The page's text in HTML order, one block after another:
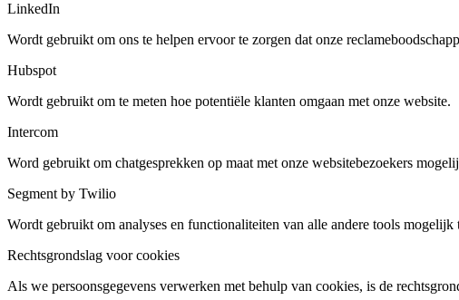
LinkedIn
Wordt gebruikt om ons te helpen ervoor te zorgen dat onze
Hubspot
Wordt gebruikt om te meten hoe potentiële klanten omgaan met onze website.
Intercom
Word gebruikt om chatgesprekken op maat met onze websitebezoekers
Segment by Twilio
Wordt gebruikt om analyses en functionaliteiten van alle andere tools mogelijk
Rechtsgrondslag voor cookies
Als we persoonsgegevens verwerken met behulp van cookies, is de